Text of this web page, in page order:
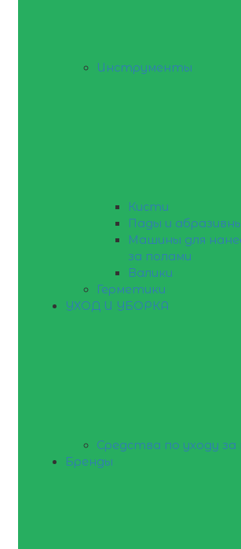
Инструменты
Кисти
Пады и
Машины для
за полами
Валики
Герметики
УХОД И УБОРКА
Средства по уходу
Бренды